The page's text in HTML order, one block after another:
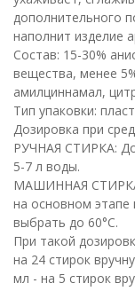
дополнительного
наполнит изделие
Состав: 15-30%
вещества, менее
амилциннамал,
Тип упаковки:
Дозировка при
РУЧНАЯ СТИРКА:
5-7 л воды.
МАШИННАЯ СТИРКА:
на основном
выбрать до 60°C.
При такой
на 24 стирок
мл - на 5 стирок